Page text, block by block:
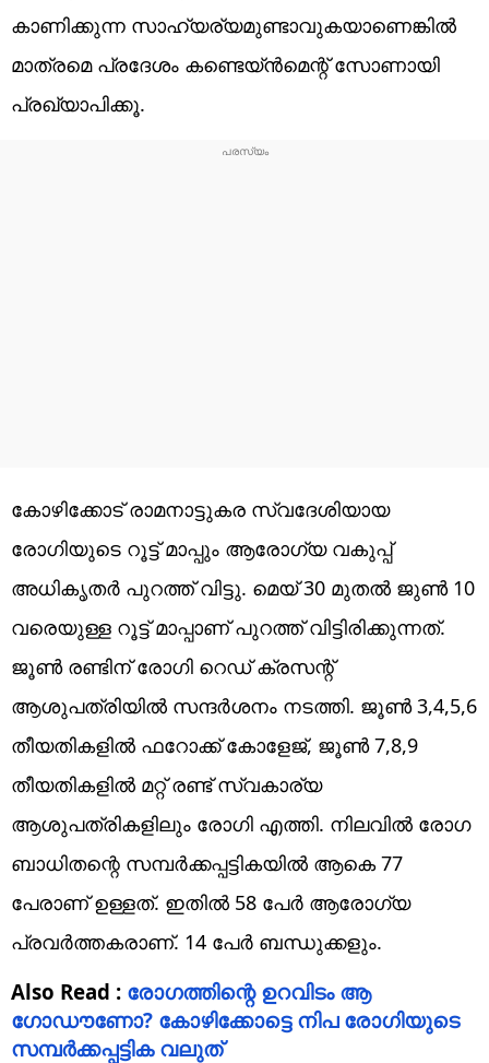
കാണിക്കുന്ന സാഹ്യര്യമുണ്ടാവുകയാണെങ്കില്‍
മാത്രമെ പ്രദേശം കണ്ടെയ്ന്‍മെന്റ് സോണായി
പ്രഖ്യാപിക്കൂ.
കോഴിക്കോട് രാമനാട്ടുകര സ്വദേശിയായ
രോഗിയുടെ റൂട്ട് മാപ്പും ആരോഗ്യ വകുപ്പ്
അധികൃതര്‍ പുറത്ത് വിട്ടു. മെയ് 30 മുതല്‍ ജുണ്‍ 10
വരെയുള്ള റൂട്ട് മാപ്പാണ് പുറത്ത് വിട്ടിരിക്കുന്നത്.
ജൂണ്‍ രണ്ടിന് രോഗി റെഡ് ക്രസന്റ്
ആശുപത്രിയില്‍ സന്ദര്‍ശനം നടത്തി. ജൂണ്‍ 3,4,5,6
തീയതികളില്‍ ഫറോക്ക് കോളേജ്, ജൂണ്‍ 7,8,9
തീയതികളില്‍ മറ്റ് രണ്ട് സ്വകാര്യ
ആശുപത്രികളിലും രോഗി എത്തി. നിലവില്‍ രോഗ
ബാധിതന്റെ സമ്പര്‍ക്കപ്പട്ടികയില്‍ ആകെ 77
പേരാണ് ഉള്ളത്. ഇതില്‍ 58 പേര്‍ ആരോഗ്യ
പ്രവര്‍ത്തകരാണ്. 14 പേര്‍ ബന്ധുക്കളും.
Also Read : രോഗത്തിന്റെ ഉറവിടം ആ
ഗോഡൗണോ? കോഴിക്കോട്ടെ നിപ രോഗിയുടെ
സമ്പര്‍ക്കപ്പട്ടിക വലുത്‌